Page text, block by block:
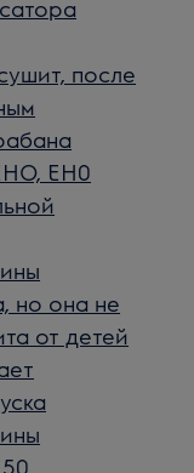
после
EH0
но она не
от детей